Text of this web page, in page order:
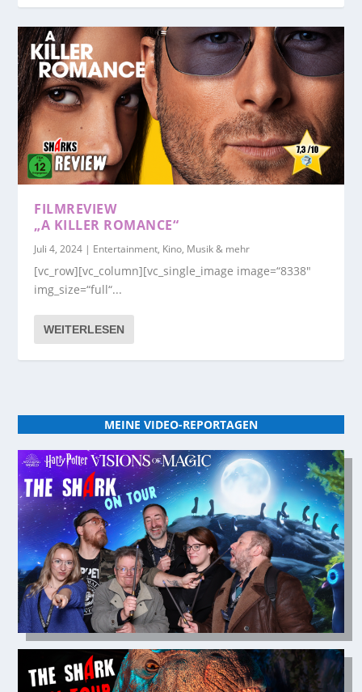
FILMREVIEW
„A KILLER ROMANCE“
Juli 4, 2024 | Entertainment, Kino, Musik & mehr
[vc_row][vc_column][vc_single_image image=“8338″
img_size=“full“...
WEITERLESEN
MEINE VIDEO-REPORTAGEN